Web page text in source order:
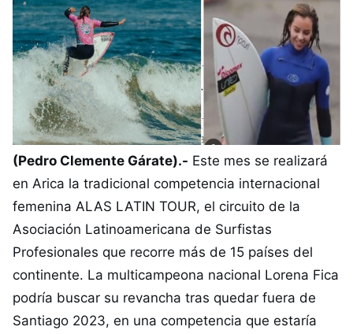
(Pedro Clemente Gárate).- Este mes se realizará
en Arica la tradicional competencia internacional
femenina ALAS LATIN TOUR, el circuito de la
Asociación Latinoamericana de Surfistas
Profesionales que recorre más de 15 países del
continente. La multicampeona nacional Lorena Fica
podría buscar su revancha tras quedar fuera de
Santiago 2023, en una competencia que estaría